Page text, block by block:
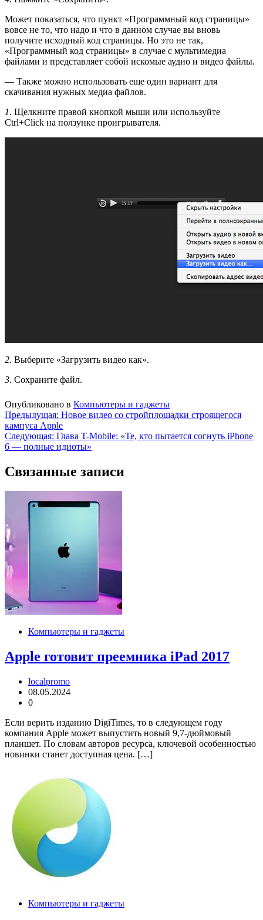
Может показаться, что пункт «Программный код страницы»
вовсе не то, что надо и что в данном случае вы вновь
получите исходный код страницы. Но это не так,
«Программный код страницы» в случае с мультимедиа
файлами и представляет собой искомые аудио и видео файлы.
— Также можно использовать еще один вариант для
скачивания нужных медиа файлов.
1. Щелкните правой кнопкой мыши или используйте
Ctrl+Click на ползунке проигрывателя.
2. Выберите «Загрузить видео как».
3. Сохраните файл.
Опубликовано в Компьютеры и гаджеты
Навигация
по
записям
Предыдущая: Новое видео со стройплощадки строящегося
кампуса Apple
Следующая: Глава T-Mobile: «Те, кто пытается согнуть iPhone
6 — полные идиоты»
Связанные записи
Компьютеры и гаджеты
Apple готовит преемника iPad 2017
localpromo
08.05.2024
0
Если верить изданию DigiTimes, то в следующем году
компания Apple может выпустить новый 9,7-дюймовый
планшет. По словам авторов ресурса, ключевой особенностью
новинки станет доступная цена. […]
Компьютеры и гаджеты